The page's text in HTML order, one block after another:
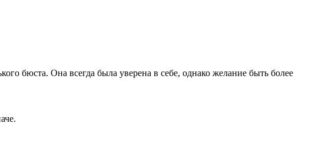
бюста. Она всегда была уверена в себе, однако желание быть более